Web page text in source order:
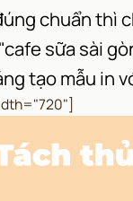
chuẩn thì
sữa sài
tạo mẫu in